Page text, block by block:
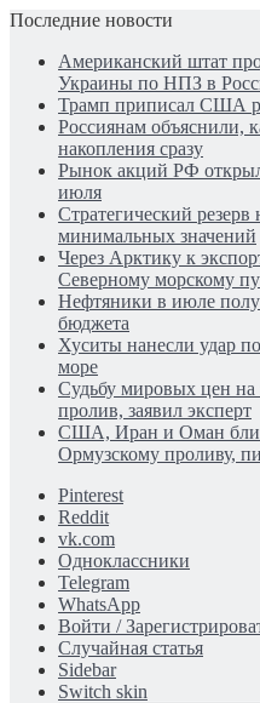
Последние новости
Американский штат
Украины по НПЗ в
Трамп приписал США
Россиянам объяснили,
накопления сразу
Рынок акций РФ
июля
Стратегический
минимальных значений
Через Арктику к
Северному морскому
Нефтяники в июле
бюджета
Хуситы нанесли удар
море
Судьбу мировых цен
пролив, заявил эксперт
США, Иран и Оман
Ормузскому проливу,
Pinterest
Reddit
vk.com
Одноклассники
Telegram
WhatsApp
Войти /
Случайная статья
Sidebar
Switch skin